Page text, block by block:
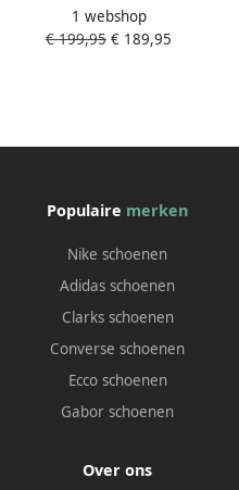
1 webshop
€ 199,95 € 189,95
Populaire merken
Nike schoenen
Adidas schoenen
Clarks schoenen
Converse schoenen
Ecco schoenen
Gabor schoenen
Over ons